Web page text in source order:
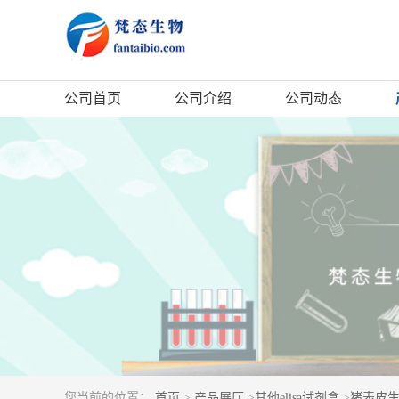
公司首页 公司介绍 公司动态